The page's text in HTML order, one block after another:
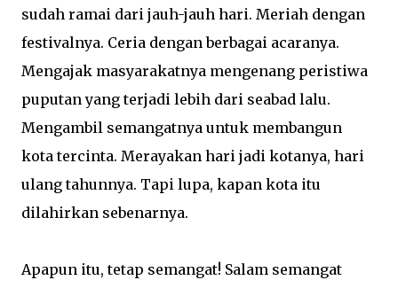
sudah ramai dari jauh-jauh hari. Meriah dengan
festivalnya. Ceria dengan berbagai acaranya.
Mengajak masyarakatnya mengenang peristiwa
puputan yang terjadi lebih dari seabad lalu.
Mengambil semangatnya untuk membangun
kota tercinta. Merayakan hari jadi kotanya, hari
ulang tahunnya. Tapi lupa, kapan kota itu
dilahirkan sebenarnya.
Apapun itu, tetap semangat! Salam semangat